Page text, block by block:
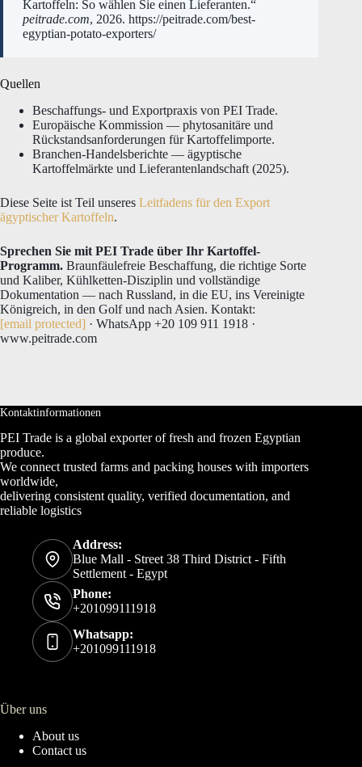
Kartoffeln: So wählen Sie einen Lieferanten.“
peitrade.com, 2026. https://peitrade.com/best-
egyptian-potato-exporters/
Quellen
Beschaffungs- und Exportpraxis von PEI Trade.
Europäische Kommission — phytosanitäre und
Rückstandsanforderungen für Kartoffelimporte.
Branchen-Handelsberichte — ägyptische
Kartoffelmärkte und Lieferantenlandschaft (2025).
Diese Seite ist Teil unseres Leitfadens für den Export
ägyptischer Kartoffeln.
Sprechen Sie mit PEI Trade über Ihr Kartoffel-
Programm. Braunfäulefreie Beschaffung, die richtige Sorte
und Kaliber, Kühlketten-Disziplin und vollständige
Dokumentation — nach Russland, in die EU, ins Vereinigte
Königreich, in den Golf und nach Asien. Kontakt:
[email protected] · WhatsApp +20 109 911 1918 ·
www.peitrade.com
Kontaktinformationen
PEI Trade is a global exporter of fresh and frozen Egyptian
produce.
We connect trusted farms and packing houses with importers
worldwide,
delivering consistent quality, verified documentation, and
reliable logistics
Address:
Blue Mall - Street 38 Third District - Fifth
Settlement - Egypt
Phone:
+201099111918
Whatsapp:
+201099111918
Über uns
About us
Contact us